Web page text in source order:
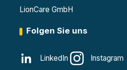
LionCare GmbH
Folgen Sie uns
LinkedIn Instagram